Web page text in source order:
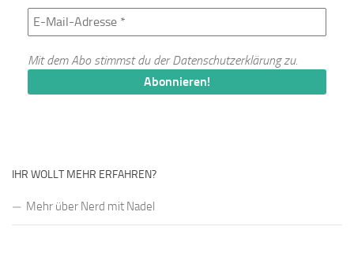
Mit dem Abo stimmst du derDatenschutzerklärungzu.
IHR WOLLT MEHR ERFAHREN?
Mehr über Nerd mit Nadel